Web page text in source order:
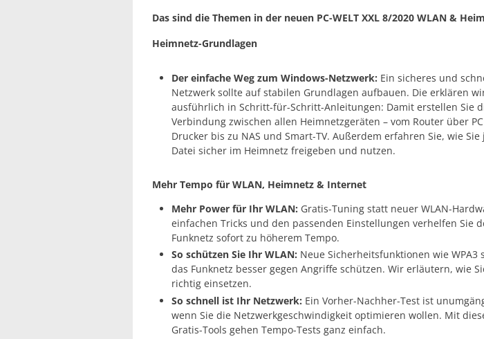
Das sind die Themen in der neuen PC-WELT XXL 8/2020 WLAN &
Heimnetz-Grundlagen
Der einfache Weg zum Windows-Netzwerk: Ein sicheres und
Netzwerk sollte auf stabilen Grundlagen aufbauen. Die erklären
ausführlich in Schritt-für-Schritt-Anleitungen: Damit erstellen Sie
Verbindung zwischen allen Heimnetzgeräten – vom Router über
Drucker bis zu NAS und Smart-TV. Außerdem erfahren Sie, wie Sie
Datei sicher im Heimnetz freigeben und nutzen.
Mehr Tempo für WLAN, Heimnetz & Internet
Mehr Power für Ihr WLAN: Gratis-Tuning statt neuer WLAN-
einfachen Tricks und den passenden Einstellungen verhelfen Sie
Funknetz sofort zu höherem Tempo.
So schützen Sie Ihr WLAN: Neue Sicherheitsfunktionen wie WPA3
das Funknetz besser gegen Angriffe schützen. Wir erläutern, wie
richtig einsetzen.
So schnell ist Ihr Netzwerk: Ein Vorher-Nachher-Test ist
wenn Sie die Netzwerkgeschwindigkeit optimieren wollen. Mit
Gratis-Tools gehen Tempo-Tests ganz einfach.